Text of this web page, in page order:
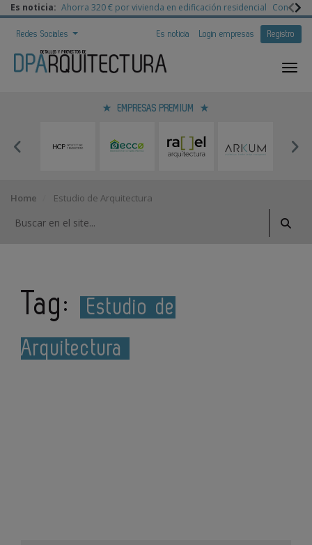
Es noticia: Ahorra 320 € por vivienda en edificación residencial
Redes Sociales Es noticia Login empresas Registro
EMPRESAS PREMIUM
Home Estudio de Arquitectura
Tag:
Estudio de
Arquitectura